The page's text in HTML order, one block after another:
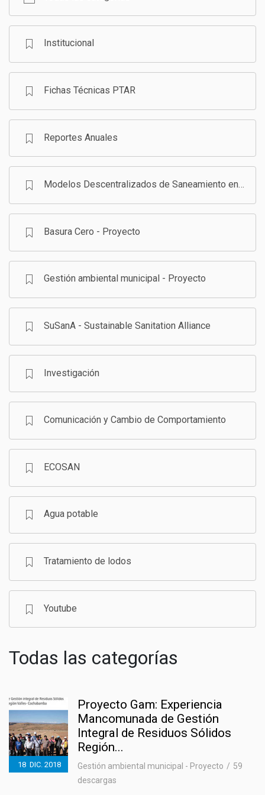
Institucional
Fichas Técnicas PTAR
Reportes Anuales
Modelos Descentralizados de Saneamiento en Bolivia - Programa
Basura Cero - Proyecto
Gestión ambiental municipal - Proyecto
SuSanA - Sustainable Sanitation Alliance
Investigación
Comunicación y Cambio de Comportamiento
ECOSAN
Agua potable
Tratamiento de lodos
Youtube
Todas las categorías
18 DIC. 2018
Proyecto Gam: Experiencia
Mancomunada de Gestión
Integral de Residuos Sólidos
Región...
Gestión ambiental municipal - Proyecto
59
descargas